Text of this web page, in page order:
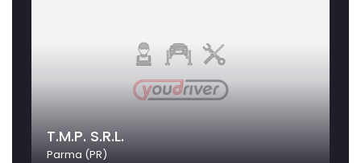
T.M.P. S.R.L.
Parma (PR)